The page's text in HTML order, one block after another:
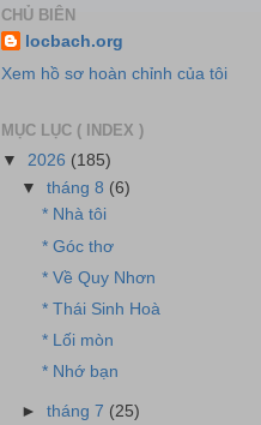
CHỦ BIÊN
locbach.org
Xem hồ sơ hoàn chỉnh của tôi
MỤC LỤC ( INDEX )
▼ 2026 (185)
▼tháng 8 (6)
* Nhà tôi
* Góc thơ
* Về Quy Nhơn
* Thái Sinh Hoà
* Lối mòn
* Nhớ bạn
►tháng 7 (25)